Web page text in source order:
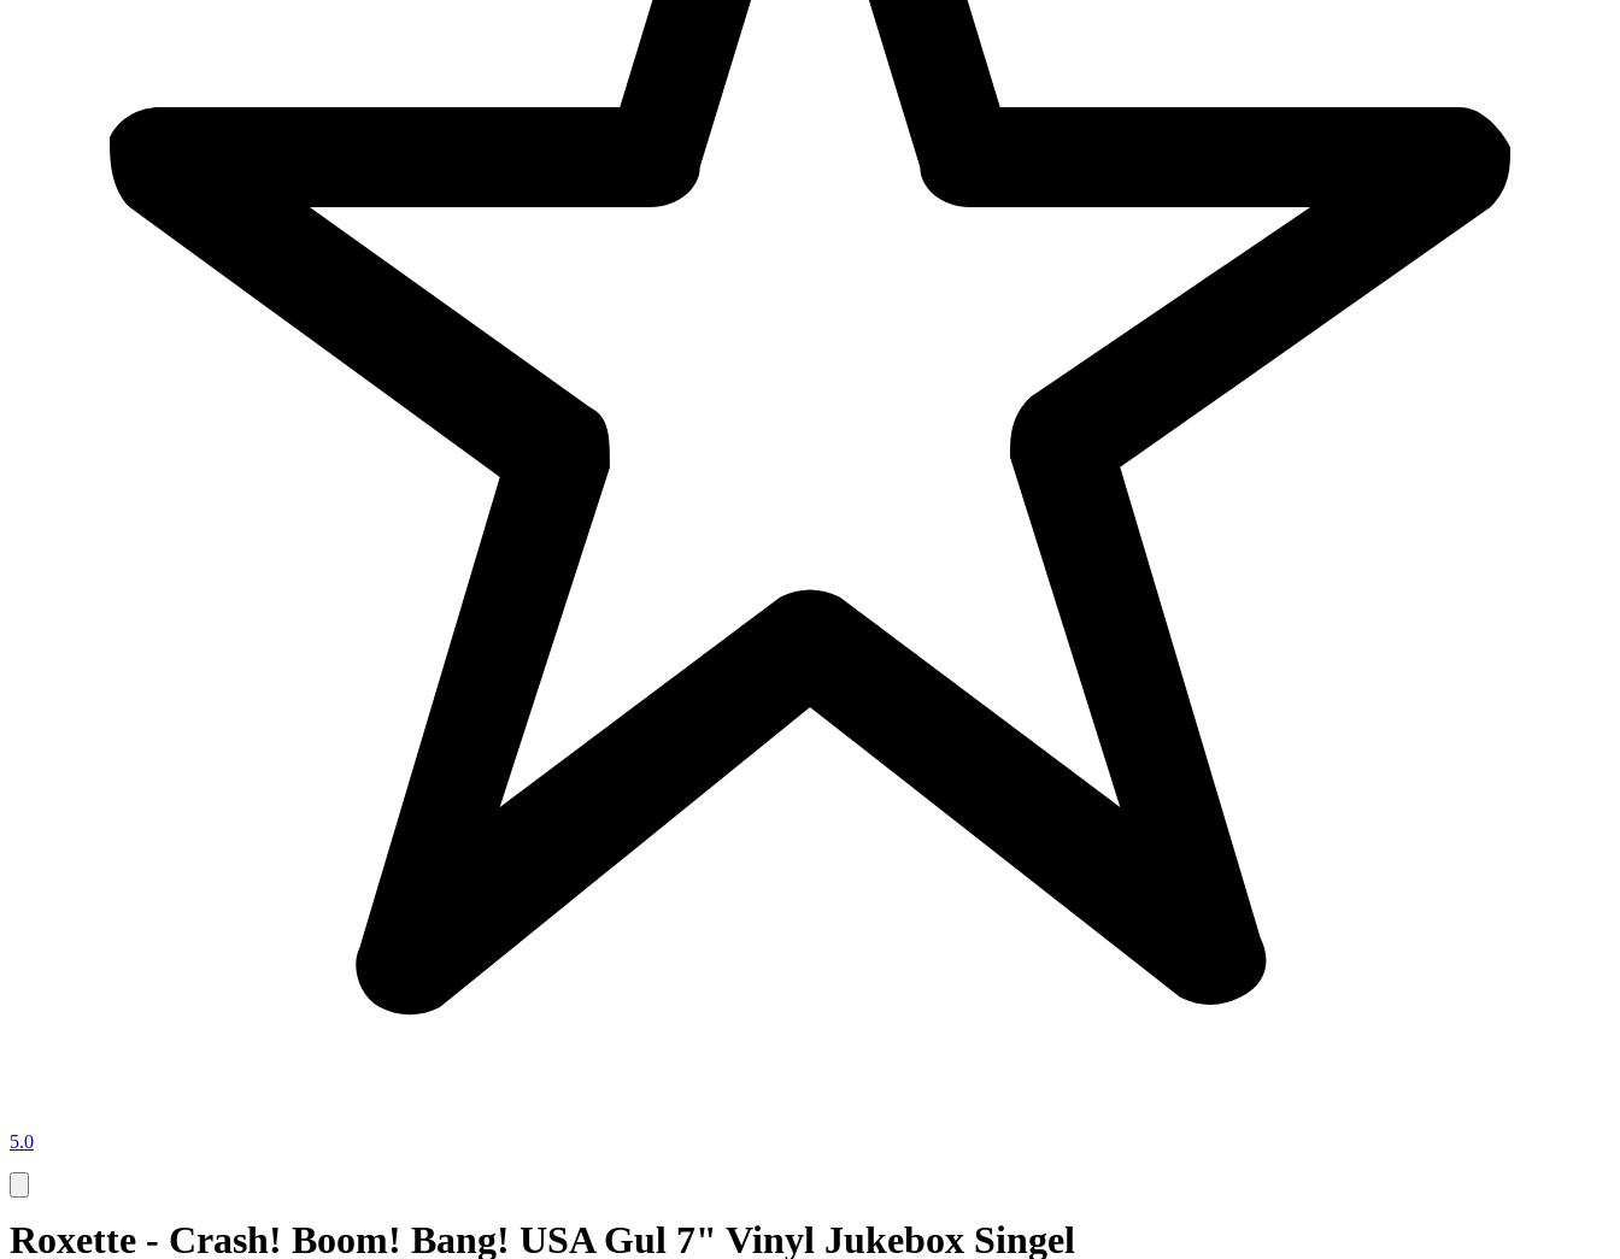
5.0
Roxette - Crash! Boom! Bang! USA Gul 7" Vinyl Jukebox Singel